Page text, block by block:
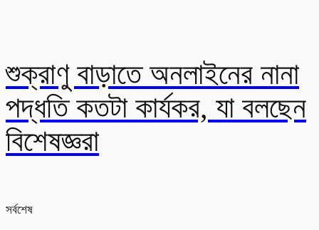
শুক্রাণু বাড়াতে অনলাইনের নানা
পদ্ধতি কতটা কার্যকর, যা বলছেন
বিশেষজ্ঞরা
সর্বশেষ